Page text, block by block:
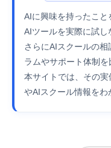
AIに興味を持ったこ
AIツールを実際に試し
さらにAIスクールの
ラムやサポート体制を
本サイトでは、その
やAIスクール情報をわ